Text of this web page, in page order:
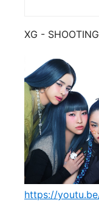
입 시 적립금
XG -
https://